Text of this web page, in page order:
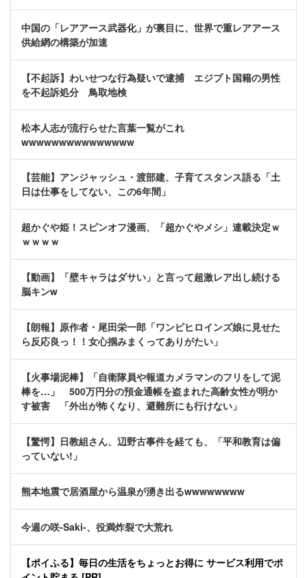
中国の「レアアース武器化」が裏目に、世界で重レアアース
供給網の構築が加速
【不起訴】わいせつな行為疑いで逮捕 エジプト国籍の男性
を不起訴処分 鳥取地検
松本人志が流行らせた言葉一覧がこれ
wwwwwwwwwwwwwww
【芸能】アンジャッシュ・渡部建、子育てスタンス語る「土
日は仕事をしてない、この6年間」
超かぐや姫！スピンオフ漫画、「超かぐやメシ」連載決定ｗ
ｗｗｗｗ
【動画】「壁キャラはダサい」と言って超激レア出し続ける
脳キンw
【朗報】原作者・尾田栄一郎「ワンピヒロインズ娘に見せた
ら反応良っ！！女心掴みまくってありがたい」
【火事場泥棒】「自衛隊員や報道カメラマンのフリをして泥
棒を…」 500万円分の預金通帳を盗まれた高齢女性が明か
す被害 「外出が怖くなり、避難所にも行けない」
【驚愕】日教組さん、辺野古事件を経ても、「平和教育は偏
っていない!」
熊本地震で居酒屋から温泉が湧き出るwwwwwwww
今週の咲-Saki-、役満炸裂で大荒れ
【ポイふる】毎日の生活をちょっとお得に サービス利用でポ